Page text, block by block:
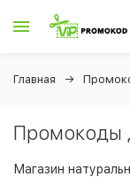
Главная
Промокоды
Магазин